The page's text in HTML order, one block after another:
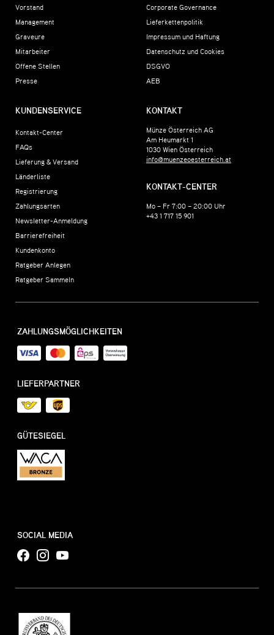
Vorstand
Management
Graveure
Mitarbeiter
Offene Stellen
Presse
Corporate Governance
Lieferkettenpolitik
Impressum und Haftung
Datenschutz und Cookies
DSGVO
AEB
KUNDENSERVICE
Kontakt-Center
FAQs
Lieferung & Versand
Länderliste
Registrierung
Zahlungsarten
Newsletter-Anmeldung
Barrierefreiheit
Kundenkonto
Ratgeber Anlegen
Ratgeber Sammeln
KONTAKT
Münze Österreich AG
Am Heumarkt 1
1030 Wien Österreich
info@muenzeoesterreich.at
KONTAKT-CENTER
Mo – Fr 7:00 – 20:00 Uhr
+43 1 717 15 901
ZAHLUNGSMÖGLICHKEITEN
LIEFERPARTNER
GÜTESIEGEL
SOCIAL MEDIA